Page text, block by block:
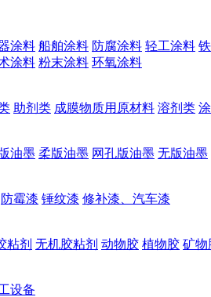
涂料 船舶涂料 防腐涂料 轻工涂料
涂料 粉末涂料 环氧涂料
助剂类 成膜物质用原材料 溶剂类
油墨 柔版油墨 网孔版油墨 无版油墨
防霉漆 锤纹漆 修补漆、汽车漆
粘剂 无机胶粘剂 动物胶 植物胶 矿物
设备